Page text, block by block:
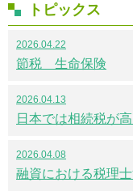
トピックス
2026.04.22
節税 生命保険
2026.04.13
日本では相続税が
2026.04.08
融資における税理